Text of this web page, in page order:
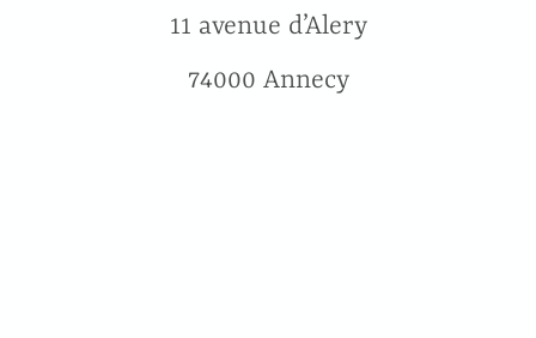
11 avenue d’Alery
74000 Annecy